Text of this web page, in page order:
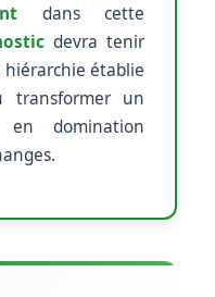
dans cette
devra tenir
établie
transformer un
en domination